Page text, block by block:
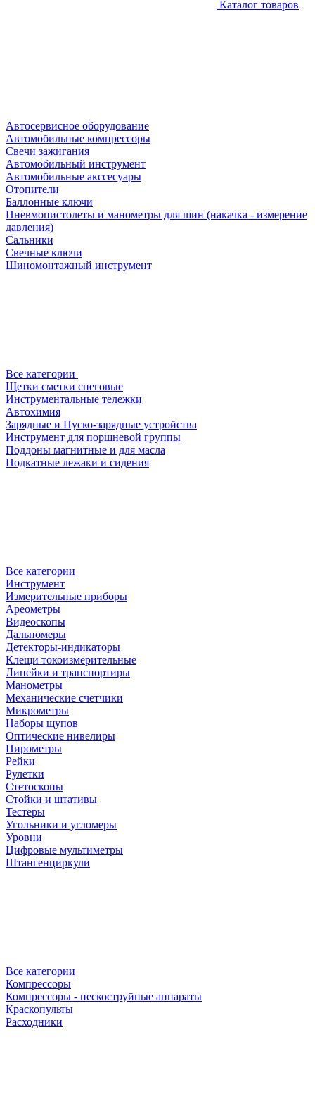
Каталог товаров
Автосервисное оборудование
Автомобильные компрессоры
Свечи зажигания
Автомобильный инструмент
Автомобильные акссесуары
Отопители
Баллонные ключи
Пневмопистолеты и манометры для шин (накачка - измерение
давления)
Сальники
Свечные ключи
Шиномонтажный инструмент
Все категории
Щетки сметки снеговые
Инструментальные тележки
Автохимия
Зарядные и Пуско-зарядные устройства
Инструмент для поршневой группы
Поддоны магнитные и для масла
Подкатные лежаки и сидения
Все категории
Инструмент
Измерительные приборы
Ареометры
Видеоскопы
Дальномеры
Детекторы-индикаторы
Клещи токоизмерительные
Линейки и транспортиры
Манометры
Механические счетчики
Микрометры
Наборы щупов
Оптические нивелиры
Пирометры
Рейки
Рулетки
Стетоскопы
Стойки и штативы
Тестеры
Угольники и угломеры
Уровни
Цифровые мультиметры
Штангенциркули
Все категории
Компрессоры
Компрессоры - пескоструйные аппараты
Краскопульты
Расходники